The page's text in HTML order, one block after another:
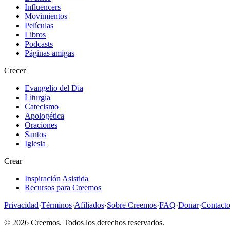
Influencers
Movimientos
Películas
Libros
Podcasts
Páginas amigas
Crecer
Evangelio del Día
Liturgia
Catecismo
Apologética
Oraciones
Santos
Iglesia
Crear
Inspiración Asistida
Recursos para Creemos
Privacidad·Términos·Afiliados·Sobre Creemos·FAQ·Donar·Contacto
© 2026 Creemos. Todos los derechos reservados.